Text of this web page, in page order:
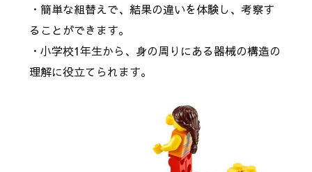
・簡単な組替えで、結果の違いを体験し、考察す
ることができます。
・小学校1年生から、身の周りにある器械の構造の
理解に役立てられます。